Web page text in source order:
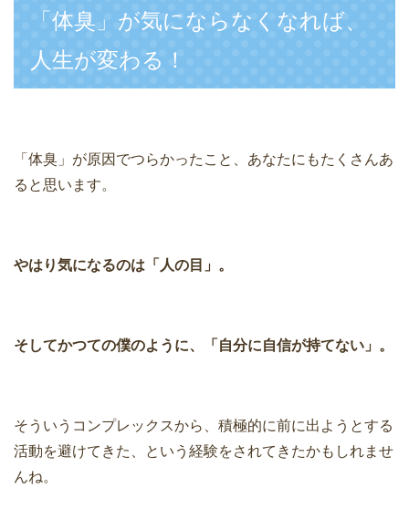
「体臭」が気にならなくなれば、
人生が変わる！
「体臭」が原因でつらかったこと、あなたにもたくさんあ
ると思います。
やはり気になるのは「人の目」。
そしてかつての僕のように、「自分に自信が持てない」。
そういうコンプレックスから、積極的に前に出ようとする
活動を避けてきた、という経験をされてきたかもしれませ
んね。